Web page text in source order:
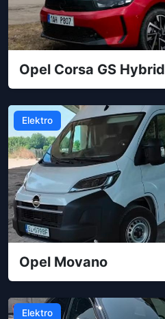
Opel Corsa GS Hybrid
Elektro
Opel Movano
Elektro